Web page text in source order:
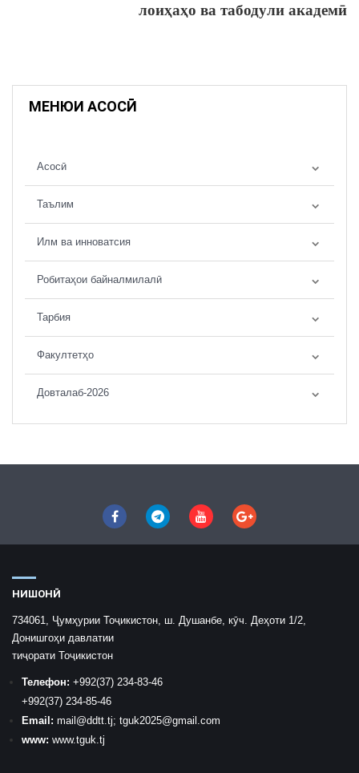
лоиҳаҳо ва табодули академӣ
МЕНЮИ АСОСӢ
Асосӣ
Таълим
Илм ва инноватсия
Робитаҳои байналмилалӣ
Тарбия
Факултетҳо
Довталаб-2026
НИШОНӢ
734061, Ҷумҳурии Тоҷикистон, ш. Душанбе, кӯч. Деҳоти 1/2,
Донишгоҳи давлатии
тиҷорати Тоҷикистон
Телефон: +992(37) 234-83-46
+992(37) 234-85-46
Email: mail @ddtt.tj; tguk2025@gmail.com
www: www.tguk.tj